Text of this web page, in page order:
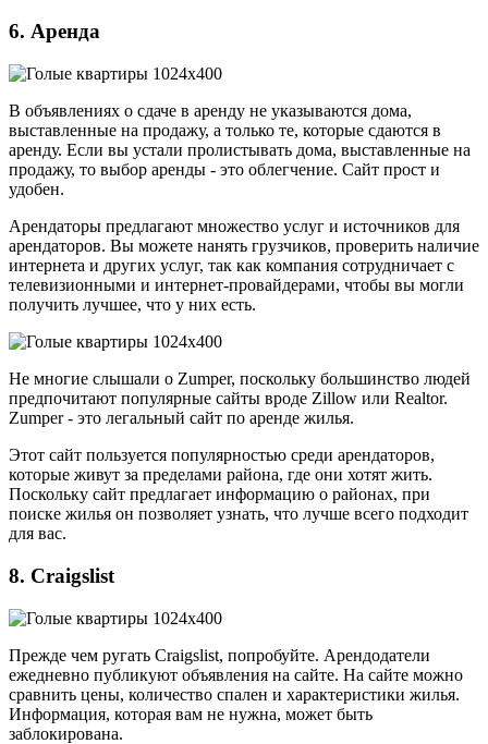
6. Аренда
В объявлениях о сдаче в аренду не указываются дома,
выставленные на продажу, а только те, которые сдаются в
аренду. Если вы устали пролистывать дома, выставленные на
продажу, то выбор аренды - это облегчение. Сайт прост и
удобен.
Арендаторы предлагают множество услуг и источников для
арендаторов. Вы можете нанять грузчиков, проверить наличие
интернета и других услуг, так как компания сотрудничает с
телевизионными и интернет-провайдерами, чтобы вы могли
получить лучшее, что у них есть.
Не многие слышали о Zumper, поскольку большинство людей
предпочитают популярные сайты вроде Zillow или Realtor.
Zumper - это легальный сайт по аренде жилья.
Этот сайт пользуется популярностью среди арендаторов,
которые живут за пределами района, где они хотят жить.
Поскольку сайт предлагает информацию о районах, при
поиске жилья он позволяет узнать, что лучше всего подходит
для вас.
8. Craigslist
Прежде чем ругать Craigslist, попробуйте. Арендодатели
ежедневно публикуют объявления на сайте. На сайте можно
сравнить цены, количество спален и характеристики жилья.
Информация, которая вам не нужна, может быть
заблокирована.